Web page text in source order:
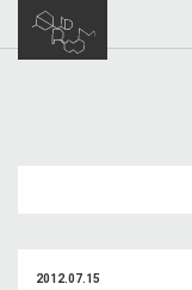
2012.07.15